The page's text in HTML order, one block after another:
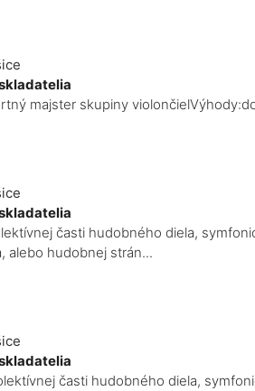
majster skupiny
časti hudobného diela,
alebo hudobnej strán...
časti hudobného diela,